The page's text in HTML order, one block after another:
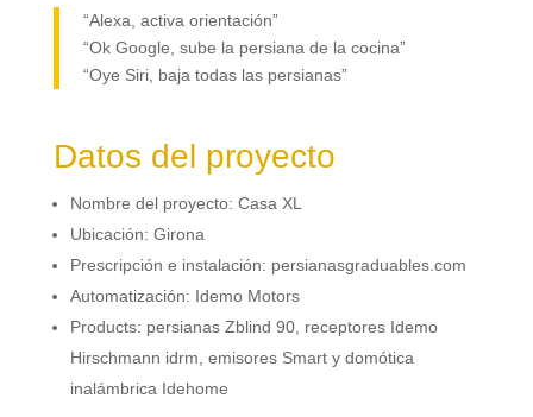
“Alexa activa orientación”
“Ok Google sube la persiana de la cocina”
“Oye Siri, baja todas las persianas”
Datos del proyecto
Nombre del proyecto: Casa XL
Ubicación: Girona
Prescripción e instalación: persianasgraduables.com
Automatización: Idemo Motors
Products: persianas Zblind 90, receptores Idemo
Hirschmann idrm emisores Smart y domótica
inalámbrica Idehome